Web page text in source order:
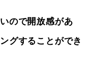
ので開放感があ
グすることができ